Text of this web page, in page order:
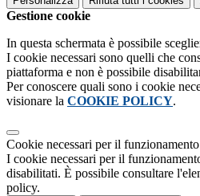
Gestione cookie
In questa schermata è possibile
I cookie necessari sono quelli che
piattaforma e non è possibile
Per conoscere quali sono i cookie
visionare la COOKIE POLICY.
Cookie necessari per il funzionamento
I cookie necessari per il
disabilitati. È possibile consultare
policy.